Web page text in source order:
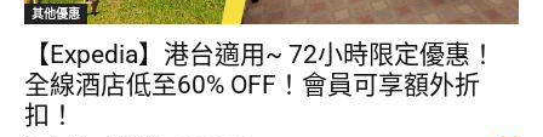
其他優惠
【Expedia】港台適用~ 72小時限定優惠！
全線酒店低至60% OFF！會員可享額外折
扣！